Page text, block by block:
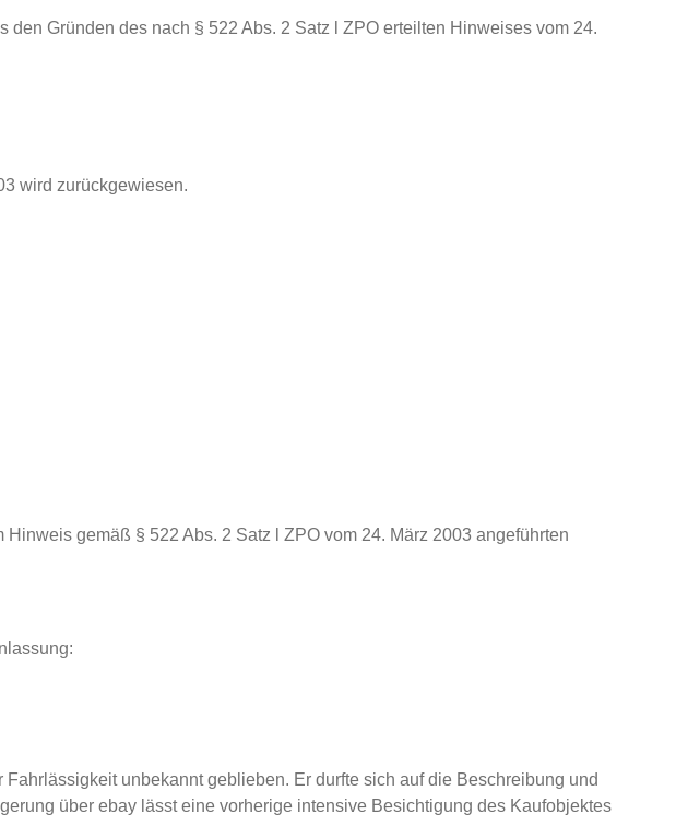
Gründen des nach § 522 Abs. 2 Satz l ZPO erteilten Hinweises vom 24.
wird zurückgewiesen.
gemäß § 522 Abs. 2 Satz l ZPO vom 24. März 2003 angeführten
unbekannt geblieben. Er durfte sich auf die Beschreibung und
über ebay lässt eine vorherige intensive Besichtigung des Kaufobjektes